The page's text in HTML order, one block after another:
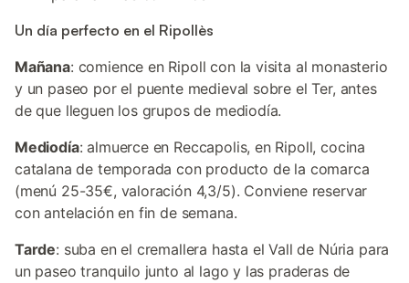
Un día perfecto en el Ripollès
Mañana: comience en Ripoll con la visita al monasterio
y un paseo por el puente medieval sobre el Ter, antes
de que lleguen los grupos de mediodía.
Mediodía: almuerce en Reccapolis, en Ripoll, cocina
catalana de temporada con producto de la comarca
(menú 25-35€, valoración 4,3/5). Conviene reservar
con antelación en fin de semana.
Tarde: suba en el cremallera hasta el Vall de Núria para
un paseo tranquilo junto al lago y las praderas de